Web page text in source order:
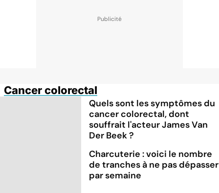
Cancer colorectal
Quels sont les symptômes du
cancer colorectal, dont
souffrait l'acteur James Van
Der Beek ?
Charcuterie : voici le nombre
de tranches à ne pas dépasser
par semaine